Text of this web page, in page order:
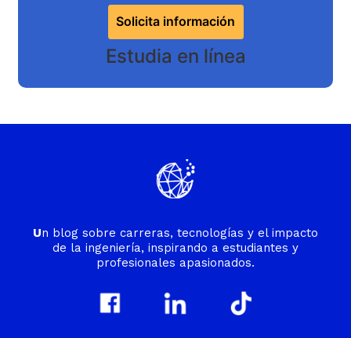
Solicita información
Estudia en línea
Un blog sobre carreras, tecnologías y el impacto
de la ingeniería, inspirando a estudiantes y
profesionales apasionados.